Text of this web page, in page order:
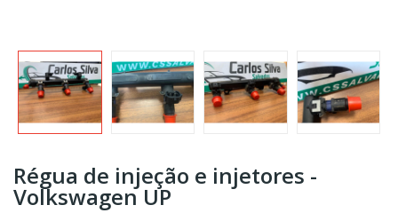
Régua de injeção e injetores -
Volkswagen UP